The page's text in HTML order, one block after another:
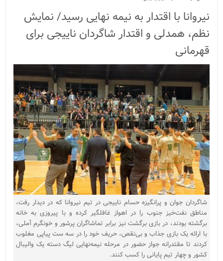
نیروانا با اقتدار به نیمه نهایی رسید/ نمایش
نظم، همدلی و اقتدار شاگردان ناییجی برای
قهرمانی
شاگردان جوان و پرانگیزه حسام ناییجی در تیم نیروانا که در دیدار رفت،
مناطق نفت‌خیز جنوب را در اهواز غافلگیر کرده و با پیروزی به خانه
برگشته بودند، در بازی برگشت نیز برابر تماشاگران پرشور و خونگرم آملی،
با ارائه یک بازی جذاب و بی‌نقص، حریف خود را در سه ست پیاپی مغلوب
کردند تا مقتدرانه جواز حضور در مرحله نیمه‌نهایی لیگ دسته یک والیبال
کشور و چهار تیم پایانی را کسب کنند.